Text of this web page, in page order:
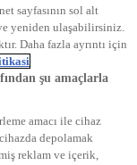
sayfasının sol alt
yeniden ulaşabilirsiniz.
Daha fazla ayrıntı için
şu amaçlarla
amacı ile cihaz
depolamak
reklam ve içerik,